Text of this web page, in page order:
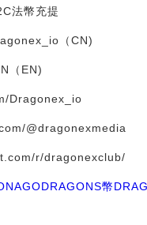
法幣充提
（CN)
（EN)
Dragonex_io
@dragonexmedia
r/dragonexclub/
AGODRAGONS幣